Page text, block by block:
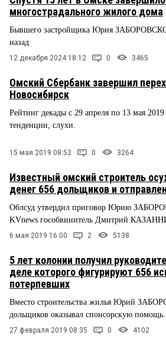
многострадального жилого дома
Бывшего застройщика Юрия
назад
12 декабря 2024 18:12 0 3465
Омский Сбербанк завершил
Новосибирск
Рейтинг декады с 29 апреля по 13 мая 2019
тенденции, слухи.
15 мая 2019 08:52 0 3264
Известный омский строитель
денег 656 дольщиков и
Облсуд утвердил приговор Юрию
KVnews гособвинитель Дмитрий
6 мая 2019 16:00 2 5138
5 лет колонии получил
деле которого фигурируют 656
потерпевших
Вместо строительства жилья Юрий
дольщиков оказывал спонсорскую помощь.
27 февраля 2019 08:35 0 4102